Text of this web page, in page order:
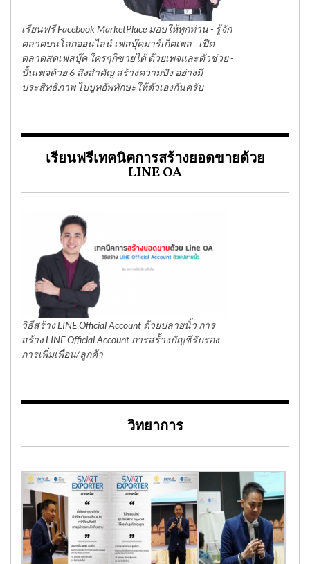
เรียนฟรี Facebook MarketPlace มอบให้ทุกท่าน - รู้จัก
ตลาดบนโลกออนไลน์ เฟสบุ๊คมาร์เก็ตเพล - เปิด
ตลาดสดเฟสบุ๊ค ใครๆก็ขายได้ ด้วยเพจและตัวช่วย -
ปั้นเพจด้วย 6 สิ่งสำคัญ สร้างความปัง อย่างมี
ประสิทธิภาพ ไปบูทอัพทักษะให้ตัวเองกันครับ
เรียนฟรีเทคนิคการสร้างยอดขายด้วย
LINE OA
วิธีสร้าง LINE Official Account ด้วยปลายนิ้ว การ
สร้าง LINE Official Account การสร้้างบัญชีรับรอง
การเพิ่มเพื่อน/ลูกค้า
วิทยาการ